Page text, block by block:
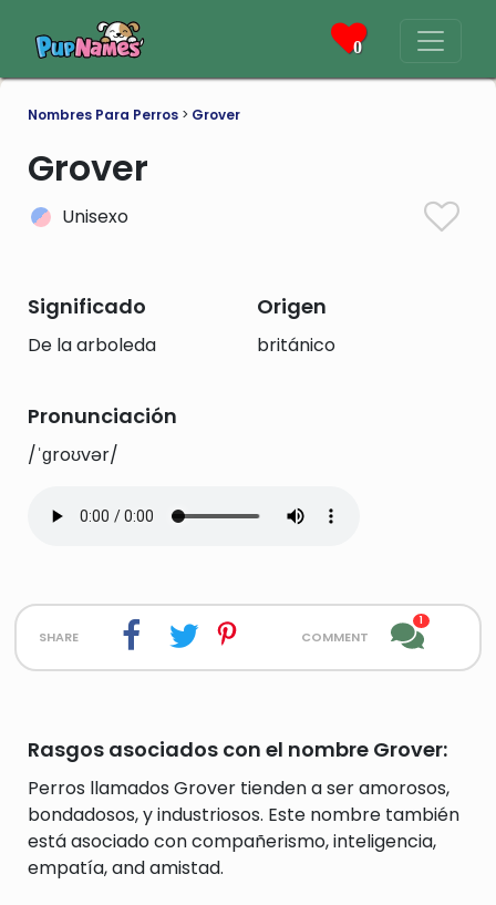
0
Nombres Para Perros > Grover
Grover
Unisexo
Significado
De la arboleda
Origen
británico
Pronunciación
/ˈɡroʊvər/
share comment
1
Rasgos asociados con el nombre Grover:
Perros llamados Grover tienden a ser amorosos,
bondadosos, y industriosos. Este nombre también
está asociado con compañerismo, inteligencia,
empatía, and amistad.